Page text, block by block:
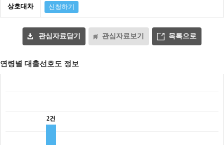
상호대차 신청하기
관심자료담기 관심자료보기 목록으로
연령별 대출선호도 정보
2건